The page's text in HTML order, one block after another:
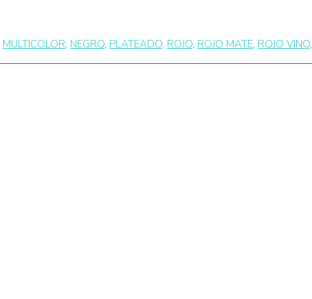
MULTICOLOR, NEGRO, PLATEADO, ROJO, ROJO MATE, ROJO VINO,